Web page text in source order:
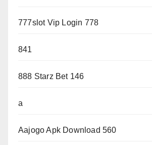
777slot Vip Login 778
841
888 Starz Bet 146
a
Aajogo Apk Download 560